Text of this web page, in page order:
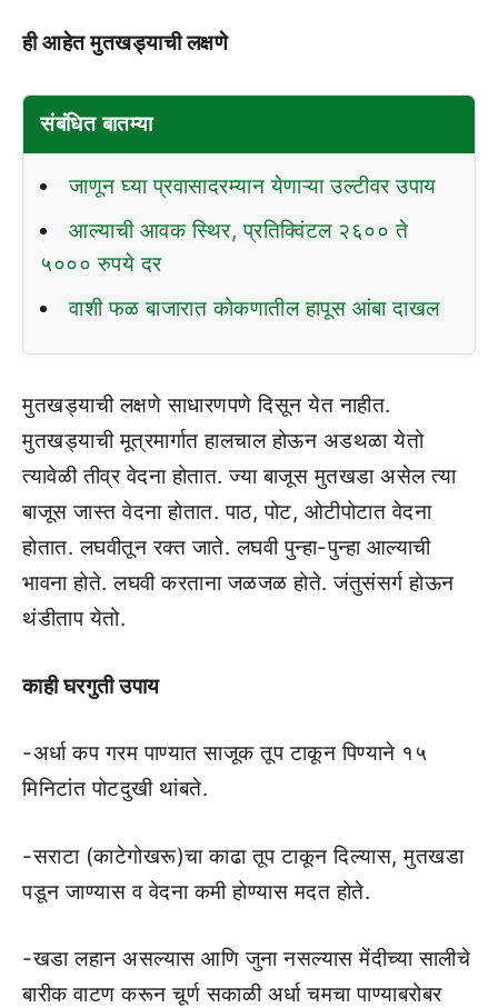
ही आहेत मुतखड्याची लक्षणे
संबंधित बातम्या
जाणून घ्या प्रवासादरम्यान येणाऱ्या उल्टीवर उपाय
आल्याची आवक स्थिर, प्रतिक्विंटल २६०० ते
५००० रुपये दर
वाशी फळ बाजारात कोकणातील हापूस आंबा दाखल
मुतखड्याची लक्षणे साधारणपणे दिसून येत नाहीत.
मुतखड्याची मूत्रमार्गात हालचाल होऊन अडथळा येतो
त्यावेळी तीव्र वेदना होतात. ज्या बाजूस मुतखडा असेल त्या
बाजूस जास्त वेदना होतात. पाठ, पोट, ओटीपोटात वेदना
होतात. लघवीतून रक्त जाते. लघवी पुन्हा-पुन्हा आल्याची
भावना होते. लघवी करताना जळजळ होते. जंतुसंसर्ग होऊन
थंडीताप येतो.
काही घरगुती उपाय
-अर्धा कप गरम पाण्यात साजूक तूप टाकून पिण्याने १५
मिनिटांत पोटदुखी थांबते.
-सराटा (काटेगोखरू)चा काढा तूप टाकून दिल्यास, मुतखडा
पडून जाण्यास व वेदना कमी होण्यास मदत होते.
-खडा लहान असल्यास आणि जुना नसल्यास मेंदीच्या सालीचे
बारीक वाटण करून चूर्ण सकाळी अर्धा चमचा पाण्याबरोबर